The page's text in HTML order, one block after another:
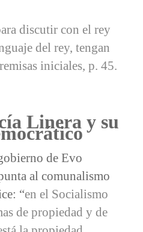
discutir con el rey
del rey, tengan
iniciales, p. 45.
Linera y su
de Evo
al comunalismo
“en el Socialismo
de propiedad y de